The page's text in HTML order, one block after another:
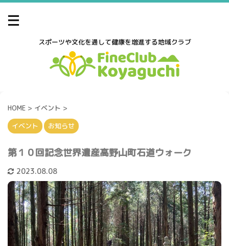
スポーツや文化を通して健康を増進する地域クラブ
HOME > イベント >
イベント
お知らせ
第１０回記念世界遺産高野山町石道ウォーク
2023.08.08